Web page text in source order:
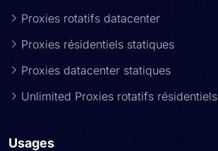
Proxies rotatifs datacenter
Proxies résidentiels statiques
Proxies datacenter statiques
Unlimited Proxies rotatifs résidentiels
Usages